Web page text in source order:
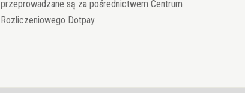
przeprowadzane są za pośrednictwem Centrum
Rozliczeniowego Dotpay